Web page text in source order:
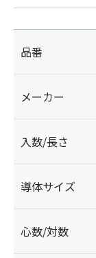
600V
個品番
メーカー
入数/長さ
導体サイズ
心数/対数